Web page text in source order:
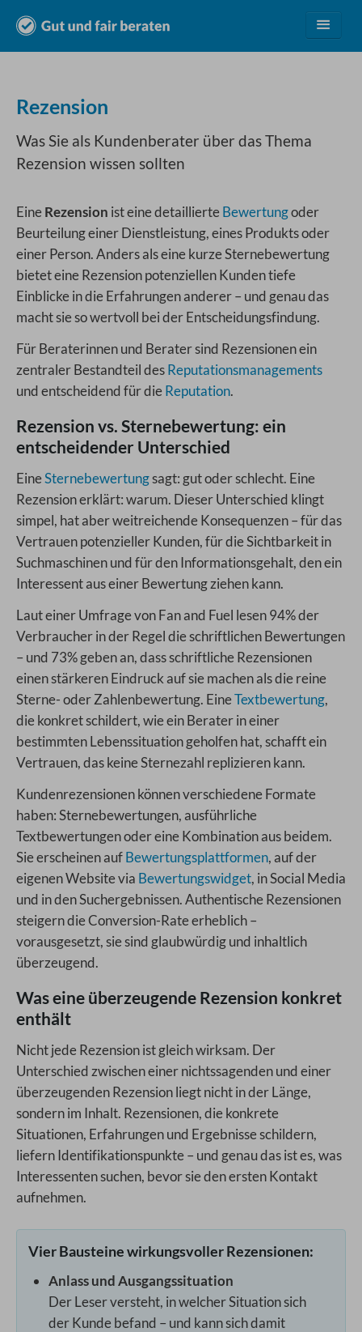
Branchen
Über uns
Kostenlos testen
Rezension
Was Sie als Kundenberater über das Thema
Rezension wissen sollten
EineRezension ist eine detaillierteBewertungoder
Beurteilung einer Dienstleistung, eines Produkts oder
einer Person. Anders als eine kurze Sternebewertung
bietet eine Rezension potenziellen Kunden tiefe
Einblicke in die Erfahrungen anderer – und genau das
macht sie so wertvoll bei der Entscheidungsfindung.
Für Beraterinnen und Berater sind Rezensionen ein
zentraler Bestandteil desReputationsmanagements
und entscheidend für dieReputation.
Rezension vs. Sternebewertung: ein
entscheidender Unterschied
EineSternebewertungsagt: gut oder schlecht. Eine
Rezension erklärt: warum. Dieser Unterschied klingt
simpel, hat aber weitreichende Konsequenzen – für das
Vertrauen potenzieller Kunden, für die Sichtbarkeit in
Suchmaschinen und für den Informationsgehalt, den ein
Interessent aus einer Bewertung ziehen kann.
Laut einer Umfrage von Fan and Fuel lesen 94% der
Verbraucher in der Regel die schriftlichen Bewertungen
– und 73% geben an, dass schriftliche Rezensionen
einen stärkeren Eindruck auf sie machen als die reine
Sterne- oder Zahlenbewertung. EineTextbewertung,
die konkret schildert, wie ein Berater in einer
bestimmten Lebenssituation geholfen hat, schafft ein
Vertrauen, das keine Sternezahl replizieren kann.
Kundenrezensionen können verschiedene Formate
haben: Sternebewertungen, ausführliche
Textbewertungen oder eine Kombination aus beidem.
Sie erscheinen aufBewertungsplattformen, auf der
eigenen Website via Bewertungswidget, in Social Media
und in den Suchergebnissen. Authentische Rezensionen
steigern die Conversion-Rate erheblich –
vorausgesetzt, sie sind glaubwürdig und inhaltlich
überzeugend.
Was eine überzeugende Rezension konkret
enthält
Nicht jede Rezension ist gleich wirksam. Der
Unterschied zwischen einer nichtssagenden und einer
überzeugenden Rezension liegt nicht in der Länge,
sondern im Inhalt. Rezensionen, die konkrete
Situationen, Erfahrungen und Ergebnisse schildern,
liefern Identifikationspunkte – und genau das ist es, was
Interessenten suchen, bevor sie den ersten Kontakt
aufnehmen.
Vier Bausteine wirkungsvoller Rezensionen:
Anlass und Ausgangssituation
Der Leser versteht, in welcher Situation sich
der Kunde befand – und kann sich damit